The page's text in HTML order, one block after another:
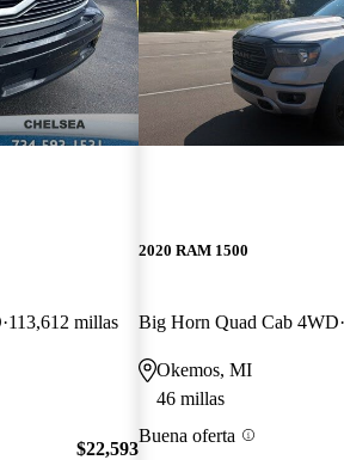
113,612 millas
$22,593
2020 RAM 1500
Big Horn Quad Cab 4WD
Okemos, MI
46 millas
Buena oferta